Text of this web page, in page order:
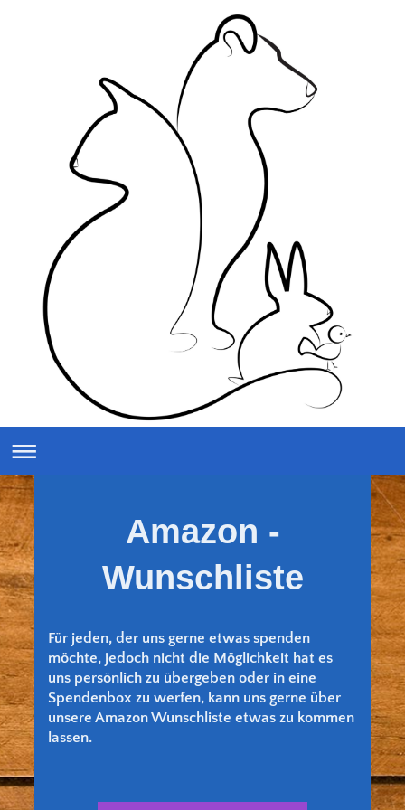
Amazon -
Wunschliste
Für jeden, der uns gerne etwas spenden
möchte, jedoch nicht die Möglichkeit hat es
uns persönlich zu übergeben oder in eine
Spendenbox zu werfen, kann uns gerne über
unsere Amazon Wunschliste etwas zu kommen
lassen.